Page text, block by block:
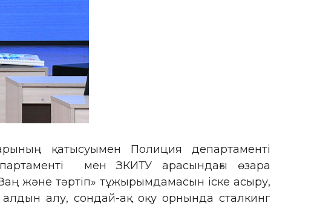
қатысуымен Полиция департаменті
мен ЗКИТУ арасындағы өзара
және тәртіп» тұжырымдамасын іске асыру,
алу, сондай-ақ оқу орнында сталкинг